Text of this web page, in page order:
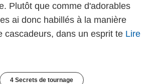
Plutôt que comme d'adorables
ai donc habillés à la manière
cascadeurs, dans un esprit te Lire
4 Secrets de tournage